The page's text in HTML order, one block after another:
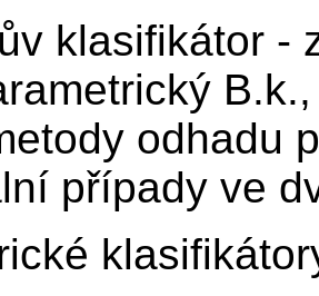
klasifikátor -
odhadu
případy ve